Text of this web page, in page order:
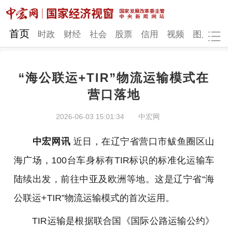
网站地图
财经 社会
图片
地方发展
首页 时政 财经 社会 股票 信用 视频 图片
“海公联运+TIR”物流运输模式在
营口落地
2026-06-03 15:01:34 中宏网
中宏网讯 近日，在辽宁省营口市鲅鱼圈区山
海广场，100台车身标有TIR标识的标准化运输车
陆续出发，前往中亚及欧洲等地。这是辽宁省“海
公联运+TIR”物流运输模式的首次运用。
TIR运输是根据联合国《国际公路运输公约》